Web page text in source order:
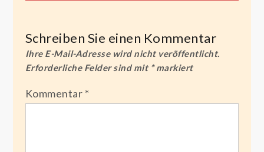
Schreiben Sie einen Kommentar
Ihre E-Mail-Adresse wird nicht veröffentlicht.
Erforderliche Felder sind mit *markiert
Kommentar *